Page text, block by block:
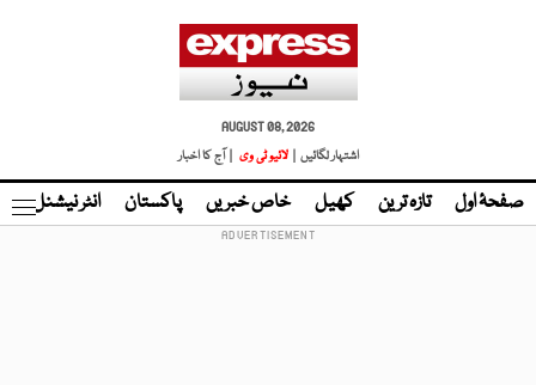
AUGUST 08, 2026
اشتہار لگائیں |
لائیو ٹی وی | آج کا اخبار
صفحۂ اول تازہ ترین کھیل خاص خبریں پاکستان انٹر نیشنل